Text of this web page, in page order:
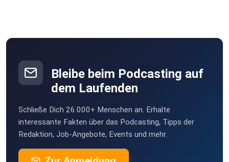
Weil der Stadt
Birgit471
Nettihoert
Bleibe beim Podcasting auf
dem Laufenden
Schließe Dich 26.000+ Menschen an. Erhalte
interessante Fakten über das Podcasting, Tipps der
Redaktion, Job-Angebote, Events und mehr.